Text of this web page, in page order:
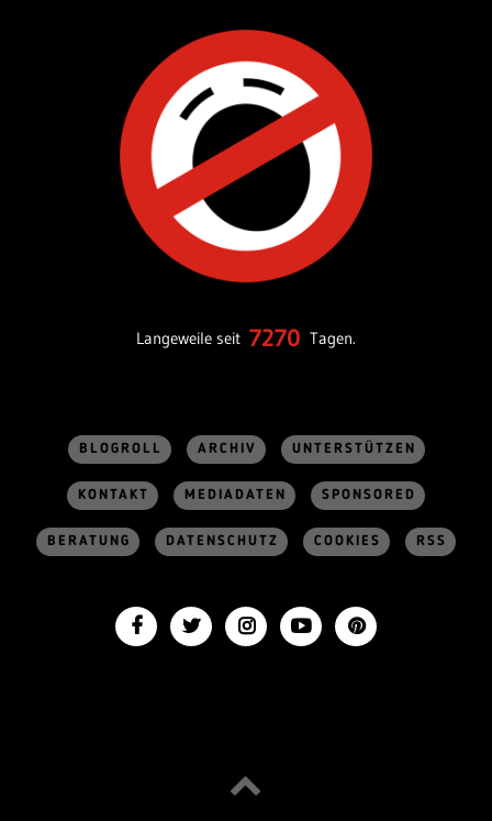
Langeweile seit 7270 Tagen.
BLOGROLL ARCHIV UNTERSTÜTZEN
KONTAKT MEDIADATEN SPONSORED
BERATUNG DATENSCHUTZ COOKIES RSS